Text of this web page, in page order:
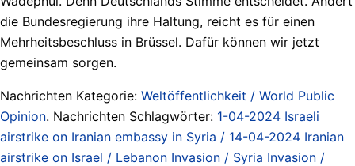
die Bundesregierung ihre Haltung, reicht es für einen
Mehrheitsbeschluss in Brüssel. Dafür können wir jetzt
gemeinsam sorgen.
Nachrichten Kategorie: Weltöffentlichkeit / World Public
Opinion. Nachrichten Schlagwörter: 1-04-2024 Israeli
airstrike on Iranian embassy in Syria / 14-04-2024 Iranian
airstrike on Israel / Lebanon Invasion / Syria Invasion /